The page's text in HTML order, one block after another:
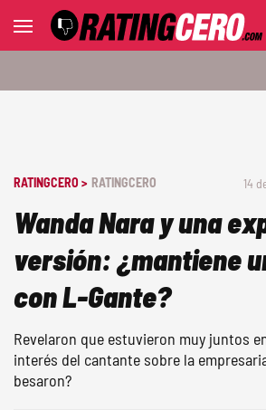
RATINGCERO > RATINGCERO 14
Wanda Nara y una
versión: ¿mantiene
con L-Gante?
Revelaron que estuvieron muy juntos
interés del cantante sobre la
besaron?